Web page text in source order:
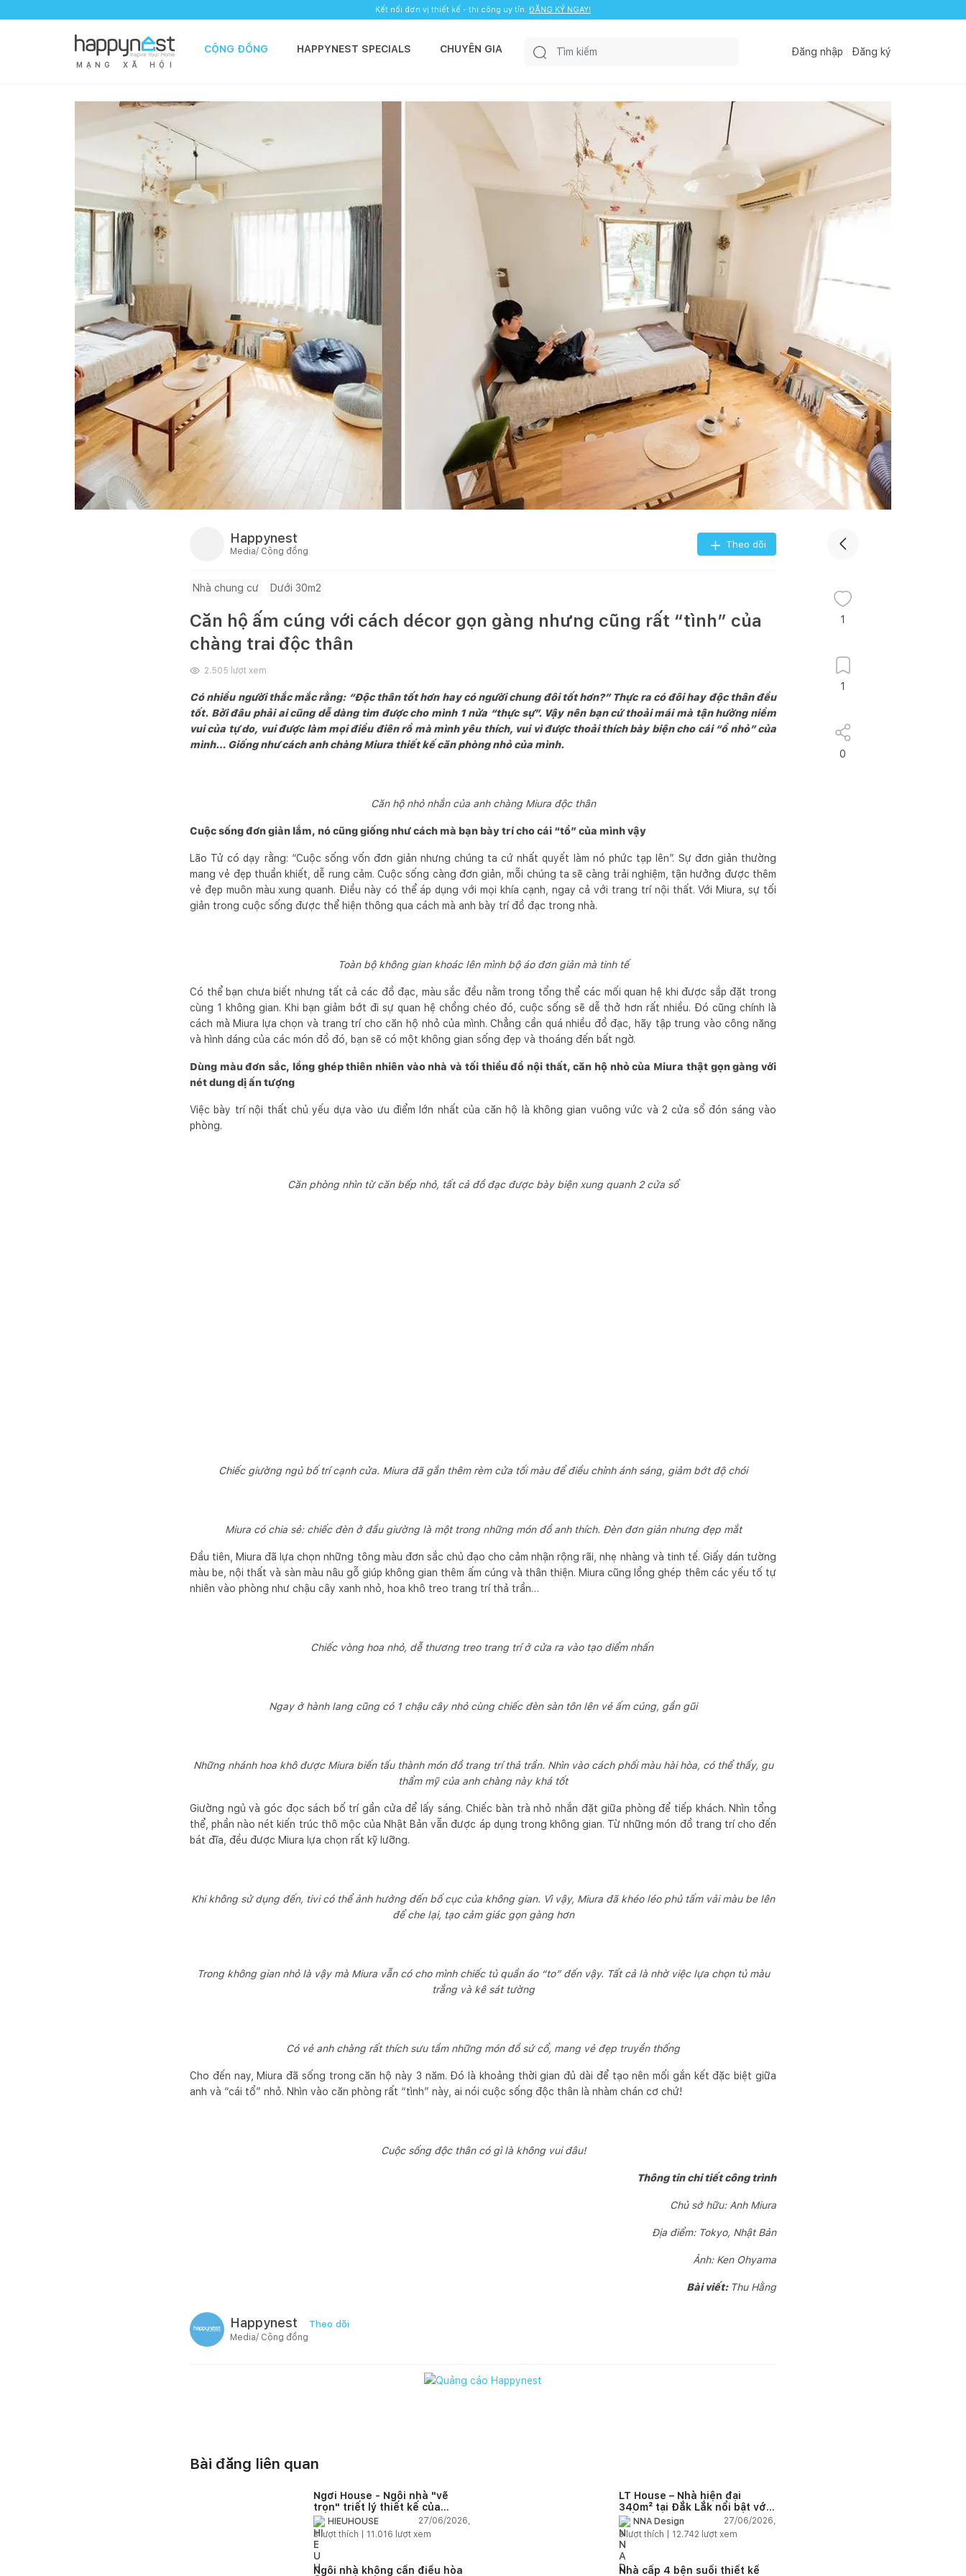
Kết nối đơn vị thiết kế - thi công uy tín. ĐĂNG KÝ NGAY!
M Ạ N G X Ã H Ộ I
CỘNG ĐỒNG HAPPYNEST SPECIALS CHUYÊN GIA Đăng nhập Đăng ký
Happynest
Media/ Cộng đồng
Theo dõi
Nhà chung cư Dưới 30m2
Căn hộ ấm cúng với cách décor gọn gàng nhưng cũng rất “tình” của
chàng trai độc thân
2.505 lượt xem
Có nhiều người thắc mắc rằng: “Độc thân tốt hơn hay có người chung đôi tốt hơn?” Thực ra có đôi hay độc thân đều
tốt. Bởi đâu phải ai cũng dễ dàng tìm được cho mình 1 nửa “thực sự”. Vậy nên bạn cứ thoải mái mà tận hưởng niềm
vui của tự do, vui được làm mọi điều điên rồ mà mình yêu thích, vui vì được thoải thích bày biện cho cái “ổ nhỏ” của
mình… Giống như cách anh chàng Miura thiết kế căn phòng nhỏ của mình.
Căn hộ nhỏ nhắn của anh chàng Miura độc thân
Cuộc sống đơn giản lắm, nó cũng giống như cách mà bạn bày trí cho cái “tổ” của mình vậy
Lão Tử có dạy rằng: “Cuộc sống vốn đơn giản nhưng chúng ta cứ nhất quyết làm nó phức tạp lên”. Sự đơn giản thường
mang vẻ đẹp thuần khiết, dễ rung cảm. Cuộc sống càng đơn giản, mỗi chúng ta sẽ càng trải nghiệm, tận hưởng được thêm
vẻ đẹp muôn màu xung quanh. Điều này có thể áp dụng với mọi khía cạnh, ngay cả với trang trí nội thất. Với Miura, sự tối
giản trong cuộc sống được thể hiện thông qua cách mà anh bày trí đồ đạc trong nhà.
Toàn bộ không gian khoác lên mình bộ áo đơn giản mà tinh tế
Có thể bạn chưa biết nhưng tất cả các đồ đạc, màu sắc đều nằm trong tổng thể các mối quan hệ khi được sắp đặt trong
cùng 1 không gian. Khi bạn giảm bớt đi sự quan hệ chồng chéo đó, cuộc sống sẽ dễ thở hơn rất nhiều. Đó cũng chính là
cách mà Miura lựa chọn và trang trí cho căn hộ nhỏ của mình. Chẳng cần quá nhiều đồ đạc, hãy tập trung vào công năng
và hình dáng của các món đồ đó, bạn sẽ có một không gian sống đẹp và thoáng đến bất ngờ.
Dùng màu đơn sắc, lồng ghép thiên nhiên vào nhà và tối thiểu đồ nội thất, căn hộ nhỏ của Miura thật gọn gàng với
nét dung dị ấn tượng
Việc bày trí nội thất chủ yếu dựa vào ưu điểm lớn nhất của căn hộ là không gian vuông vức và 2 cửa sổ đón sáng vào
phòng.
Căn phòng nhìn từ căn bếp nhỏ, tất cả đồ đạc được bày biện xung quanh 2 cửa sổ
Chiếc giường ngủ bố trí cạnh cửa. Miura đã gắn thêm rèm cửa tối màu để điều chỉnh ánh sáng, giảm bớt độ chói
Miura có chia sẻ: chiếc đèn ở đầu giường là một trong những món đồ anh thích. Đèn đơn giản nhưng đẹp mắt
Đầu tiên, Miura đã lựa chọn những tông màu đơn sắc chủ đạo cho cảm nhận rộng rãi, nhẹ nhàng và tinh tế. Giấy dán tường
màu be, nội thất và sàn màu nâu gỗ giúp không gian thêm ấm cúng và thân thiện. Miura cũng lồng ghép thêm các yếu tố tự
nhiên vào phòng như chậu cây xanh nhỏ, hoa khô treo trang trí thả trần…
Chiếc vòng hoa nhỏ, dễ thương treo trang trí ở cửa ra vào tạo điểm nhấn
Ngay ở hành lang cũng có 1 chậu cây nhỏ cùng chiếc đèn sàn tôn lên vẻ ấm cúng, gần gũi
Những nhánh hoa khô được Miura biến tấu thành món đồ trang trí thả trần. Nhìn vào cách phối màu hài hòa, có thể thấy, gu
thẩm mỹ của anh chàng này khá tốt
Giường ngủ và góc đọc sách bố trí gần cửa để lấy sáng. Chiếc bàn trà nhỏ nhắn đặt giữa phòng để tiếp khách. Nhìn tổng
thể, phần nào nét kiến trúc thô mộc của Nhật Bản vẫn được áp dụng trong không gian. Từ những món đồ trang trí cho đến
bát đĩa, đều được Miura lựa chọn rất kỹ lưỡng.
Khi không sử dụng đến, tivi có thể ảnh hưởng đến bố cục của không gian. Vì vậy, Miura đã khéo léo phủ tấm vải màu be lên
để che lại, tạo cảm giác gọn gàng hơn
Trong không gian nhỏ là vậy mà Miura vẫn có cho mình chiếc tủ quần áo “to” đến vậy. Tất cả là nhờ việc lựa chọn tủ màu
trắng và kê sát tường
Có vẻ anh chàng rất thích sưu tầm những món đồ sứ cổ, mang vẻ đẹp truyền thống
Cho đến nay, Miura đã sống trong căn hộ này 3 năm. Đó là khoảng thời gian đủ dài để tạo nên mối gắn kết đặc biệt giữa
anh và “cái tổ” nhỏ. Nhìn vào căn phòng rất “tình” này, ai nói cuộc sống độc thân là nhàm chán cơ chứ!
Cuộc sống độc thân có gì là không vui đâu!
Thông tin chi tiết công trình
Chủ sở hữu: Anh Miura
Địa điểm: Tokyo, Nhật Bản
Ảnh: Ken Ohyama
Bài viết: Thu Hằng
Happynest Theo dõi
Media/ Cộng đồng
Bài đăng liên quan
Ngơi House - Ngôi nhà "vẽ
trọn" triết lý thiết kế của
HIEUHOUSE
HIEUHOUSE
27/06/2026,
3lượt thích | 11.016 lượt xem
LT House – Nhà hiện đại
340m² tại Đắk Lắk nổi bật với
kiến trúc mở và hệ sân vườn
kết nối thiên nhiên
NNA Design
27/06/2026,
3lượt thích | 12.742 lượt xem
Ngôi nhà không cần điều hòa Nhà cấp 4 bên suối thiết kế
1
1
0